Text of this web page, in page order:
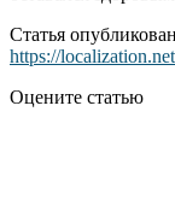
Статья
https://
Оцените статью